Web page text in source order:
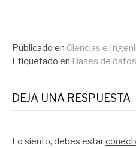
Publicado en Ciencias e
Etiquetado en Bases de datos
DEJA UNA RESPUESTA
Lo siento, debes estar